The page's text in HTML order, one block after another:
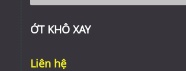
ỚT KHÔ XAY
Liên hệ